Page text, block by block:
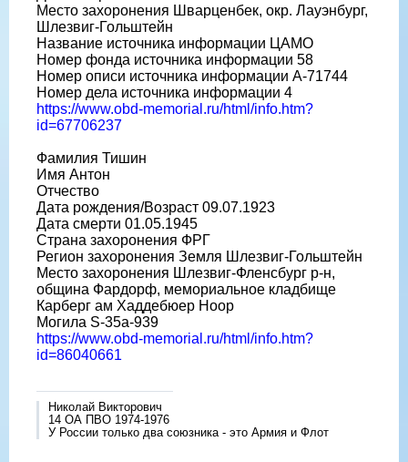
Место захоронения Шварценбек, окр. Лауэнбург,
Шлезвиг-Гольштейн
Название источника информации ЦАМО
Номер фонда источника информации 58
Номер описи источника информации A-71744
Номер дела источника информации 4
https://www.obd-memorial.ru/html/info.htm?
id=67706237
Фамилия Тишин
Имя Антон
Отчество
Дата рождения/Возраст 09.07.1923
Дата смерти 01.05.1945
Страна захоронения ФРГ
Регион захоронения Земля Шлезвиг-Гольштейн
Место захоронения Шлезвиг-Фленсбург р-н,
община Фардорф, мемориальное кладбище
Карберг ам Хаддебюер Ноор
Могила S-35a-939
https://www.obd-memorial.ru/html/info.htm?
id=86040661
Николай Викторович
14 ОА ПВО 1974-1976
У России только два союзника - это Армия и Флот